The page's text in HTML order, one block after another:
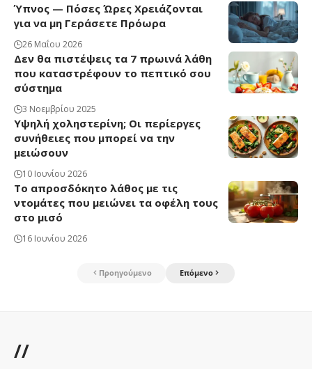
Ύπνος — Πόσες Ώρες Χρειάζονται
για να μη Γεράσετε Πρόωρα
26 Μαΐου 2026
Δεν θα πιστέψεις τα 7 πρωινά λάθη
που καταστρέφουν το πεπτικό σου
σύστημα
3 Νοεμβρίου 2025
Υψηλή χοληστερίνη; Οι περίεργες
συνήθειες που μπορεί να την
μειώσουν
10 Ιουνίου 2026
Το απροσδόκητο λάθος με τις
ντομάτες που μειώνει τα οφέλη τους
στο μισό
16 Ιουνίου 2026
Προηγούμενο Επόμενο
//